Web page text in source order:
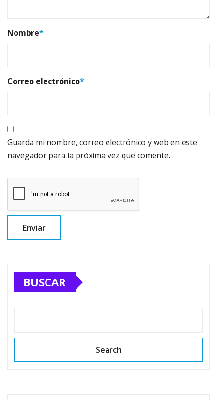
Nombre*
Correo electrónico*
Guarda mi nombre, correo electrónico y web en este
navegador para la próxima vez que comente.
BUSCAR
Search